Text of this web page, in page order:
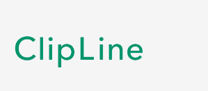
得、利用いたします（電話ま
よります）。